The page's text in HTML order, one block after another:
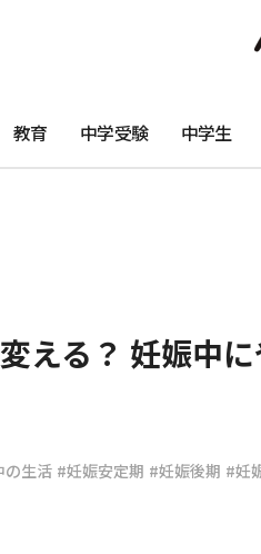
教育 中学受験 中学生
える？ 妊娠中
の生活 #妊娠安定期 #妊娠後期 #妊